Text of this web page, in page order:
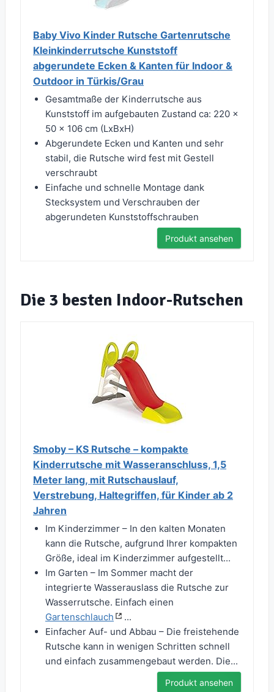
Baby Vivo Kinder Rutsche Gartenrutsche
Kleinkinderrutsche Kunststoff
abgerundete Ecken & Kanten für Indoor &
Outdoor in Türkis/Grau
Gesamtmaße der Kinderrutsche aus
Kunststoff im aufgebauten Zustand ca: 220 x
50 x 106 cm (LxBxH)
Abgerundete Ecken und Kanten und sehr
stabil, die Rutsche wird fest mit Gestell
verschraubt
Einfache und schnelle Montage dank
Stecksystem und Verschrauben der
abgerundeten Kunststoffschrauben
Produkt ansehen
Die 3 besten Indoor-Rutschen
Smoby – KS Rutsche – kompakte
Kinderrutsche mit Wasseranschluss, 1,5
Meter lang, mit Rutschauslauf,
Verstrebung, Haltegriffen, für Kinder ab 2
Jahren
Im Kinderzimmer – In den kalten Monaten
kann die Rutsche, aufgrund Ihrer kompakten
Größe, ideal im Kinderzimmer aufgestellt...
Im Garten – Im Sommer macht der
integrierte Wasserauslass die Rutsche zur
Wasserrutsche. Einfach einen
Gartenschlauch
...
Einfacher Auf- und Abbau – Die freistehende
Rutsche kann in wenigen Schritten schnell
und einfach zusammengebaut werden. Die...
Produkt ansehen